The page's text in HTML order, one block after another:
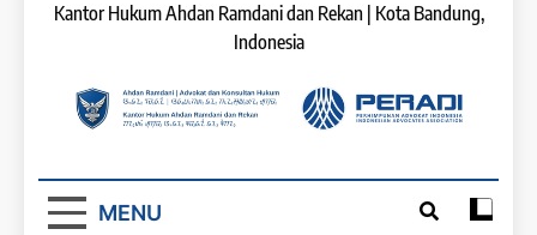
Kantor Hukum Ahdan Ramdani dan Rekan | Kota Bandung,
Indonesia
MENU